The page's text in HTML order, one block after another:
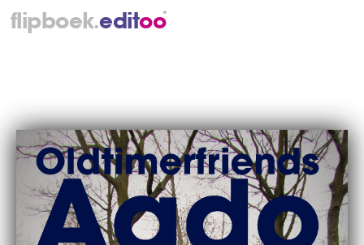
flipboek.editoo®